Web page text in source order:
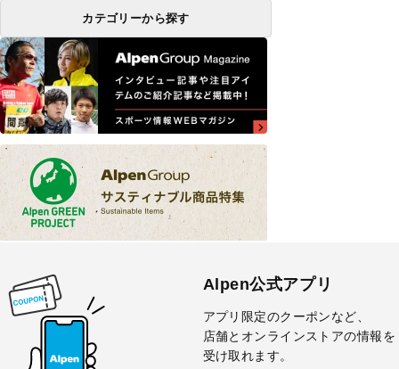
カテゴリーから探す
Alpen公式アプリ
アプリ限定のクーポンなど、
店舗とオンラインストアの情報を
受け取れます。